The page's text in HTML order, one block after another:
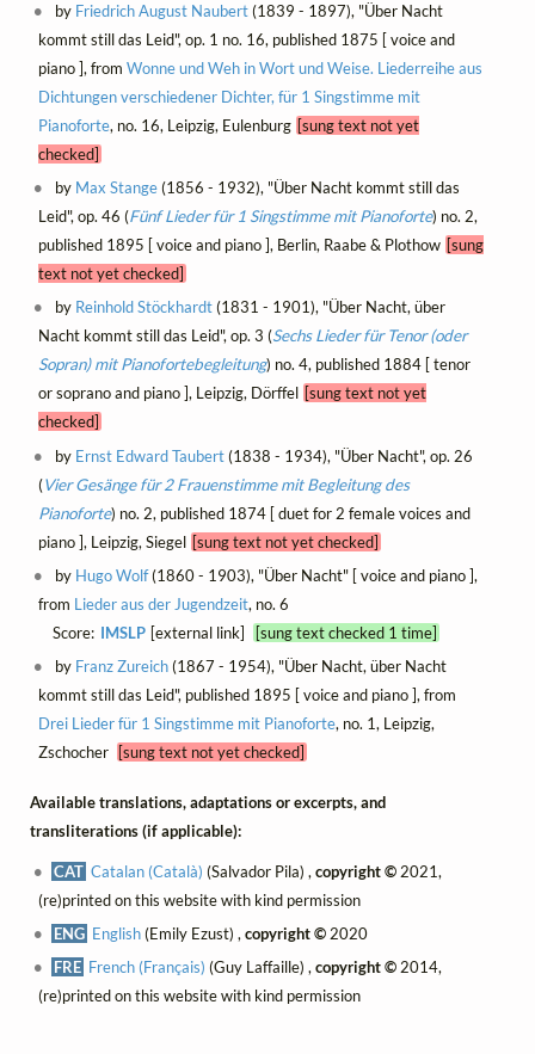
by Friedrich August Naubert(1839 - 1897), "Über Nacht
kommt still das Leid", op. 1 no. 16, published 1875 [ voice and
piano ], from Wonne und Weh in Wort und Weise. Liederreihe aus
Dichtungen verschiedener Dichter, für 1 Singstimme mit
Pianoforte, no. 16, Leipzig, Eulenburg [sung text not yet
checked]
by Max Stange(1856 - 1932), "Über Nacht kommt still das
Leid", op. 46 (Fünf Lieder für 1 Singstimme mit Pianoforte) no. 2,
published 1895 [ voice and piano ], Berlin, Raabe & Plothow [sung
text not yet checked]
by Reinhold Stöckhardt(1831 - 1901), "Über Nacht, über
Nacht kommt still das Leid", op. 3 (Sechs Lieder für Tenor (oder
Sopran) mit Pianofortebegleitung) no. 4, published 1884 [ tenor
or soprano and piano ], Leipzig, Dörffel [sung text not yet
checked]
by Ernst Edward Taubert(1838 - 1934), "Über Nacht", op. 26
(Vier Gesänge für 2 Frauenstimme mit Begleitung des
Pianoforte) no. 2, published 1874 [ duet for 2 female voices and
piano ], Leipzig, Siegel [sung text not yet checked]
by Hugo Wolf(1860 - 1903), "Über Nacht" [ voice and piano ],
from Lieder aus der Jugendzeit, no. 6
Score: IMSLP [external link]
[sung text checked 1 time]
by Franz Zureich(1867 - 1954), "Über Nacht, über Nacht
kommt still das Leid", published 1895 [ voice and piano ], from
Drei Lieder für 1 Singstimme mit Pianoforte, no. 1, Leipzig,
Zschocher
[sung text not yet checked]
Available translations, adaptations or excerpts, and
transliterations (if applicable):
CAT Catalan (Català) (Salvador Pila) ,copyright © 2021,
(re)printed on this website with kind permission
ENG English(Emily Ezust) ,copyright © 2020
FRE French (Français) (Guy Laffaille) ,copyright © 2014,
(re)printed on this website with kind permission